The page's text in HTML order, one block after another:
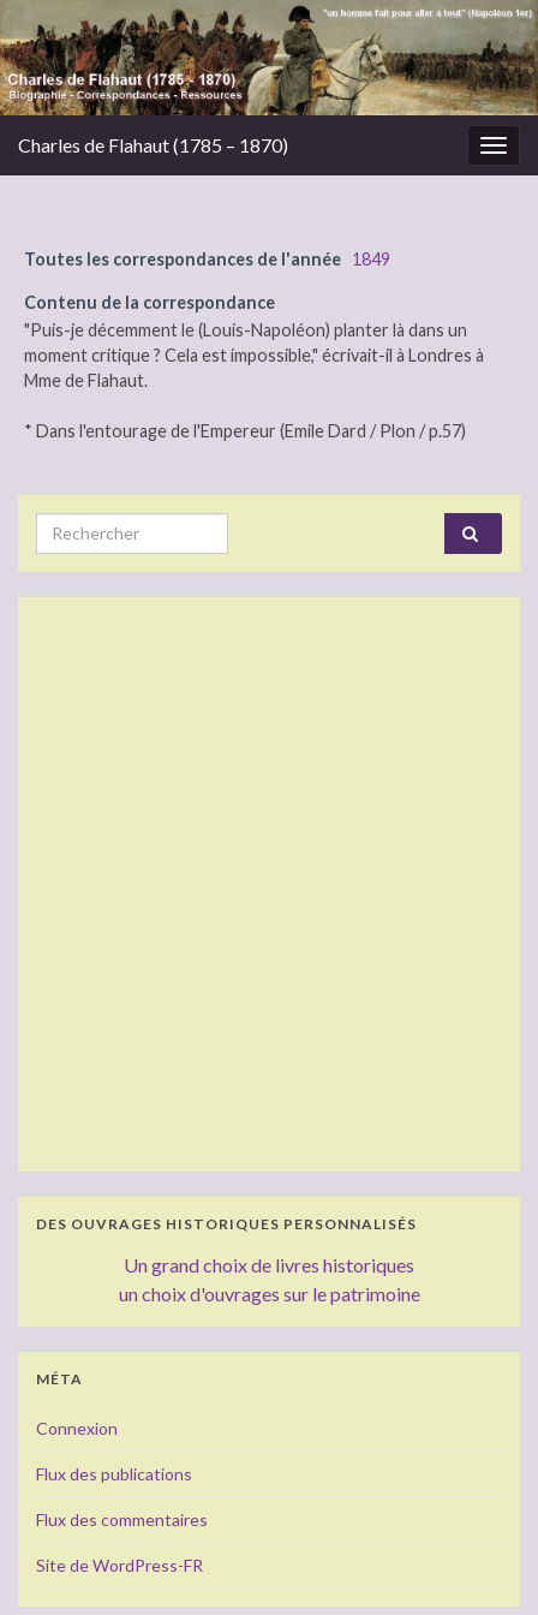
Charles de Flahaut (1785 – 1870)
Toutes les correspondances de l'année 1849
Contenu de la correspondance
"Puis-je décemment le (Louis-Napoléon) planter là dans un
moment critique ? Cela est impossible," écrivait-il à Londres à
Mme de Flahaut.
* Dans l'entourage de l'Empereur (Emile Dard / Plon / p.57)
Search for:
DES OUVRAGES HISTORIQUES PERSONNALISÉS
Un grand choix de livres historiques
un choix d'ouvrages sur le patrimoine
MÉTA
Connexion
Flux des publications
Flux des commentaires
Site de WordPress-FR